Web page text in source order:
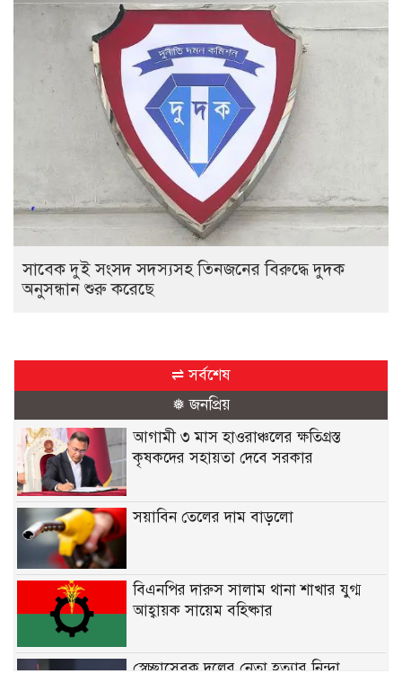
সাবেক দুই সংসদ সদস্যসহ তিনজনের বিরুদ্ধে দুদক
অনুসন্ধান শুরু করেছে
⇌ সর্বশেষ
❅ জনপ্রিয়
আগামী ৩ মাস হাওরাঞ্চলের ক্ষতিগ্রস্ত
কৃষকদের সহায়তা দেবে সরকার
সয়াবিন তেলের দাম বাড়লো
বিএনপির দারুস সালাম থানা শাখার যুগ্ম
আহ্বায়ক সায়েম বহিষ্কার
স্বেচ্ছাসেবক দলের নেতা হত্যার নিন্দা